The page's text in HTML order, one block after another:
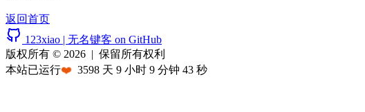
返回首页
123xiao | 无名键客 on GitHub
版权所有 © 2026 | 保留所有权利
本站已运行❤️ 3598 天 9 小时 9 分钟 43 秒